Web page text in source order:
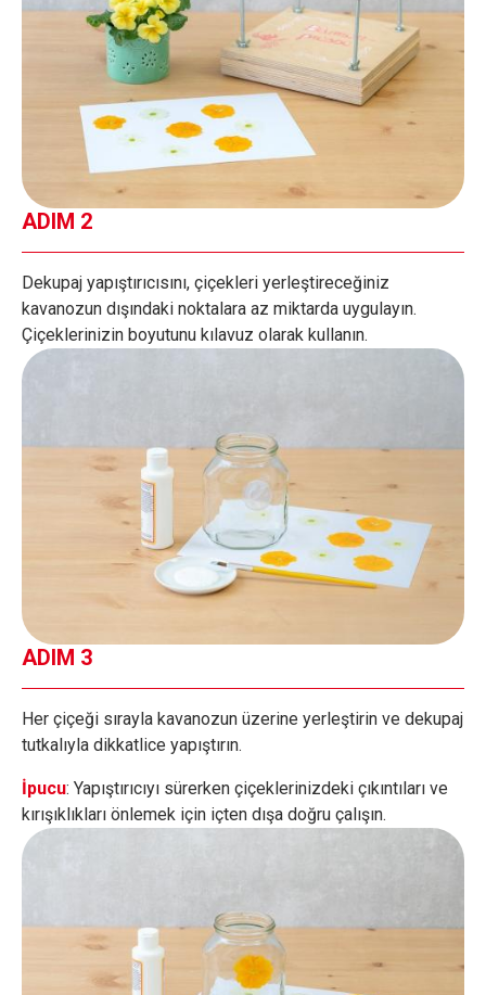
ADIM 2
Dekupaj yapıştırıcısını, çiçekleri yerleştireceğiniz
kavanozun dışındaki noktalara az miktarda uygulayın.
Çiçeklerinizin boyutunu kılavuz olarak kullanın.
ADIM 3
Her çiçeği sırayla kavanozun üzerine yerleştirin ve dekupaj
tutkalıyla dikkatlice yapıştırın.
İpucu: Yapıştırıcıyı sürerken çiçeklerinizdeki çıkıntıları ve
kırışıklıkları önlemek için içten dışa doğru çalışın.